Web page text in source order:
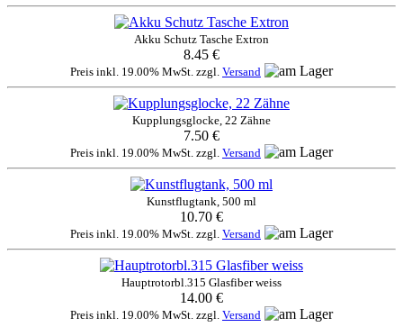
Akku Schutz Tasche Extron
8.45 €
Preis inkl. 19.00% MwSt. zzgl. Versand
Kupplungsglocke, 22 Zähne
7.50 €
Preis inkl. 19.00% MwSt. zzgl. Versand
Kunstflugtank, 500 ml
10.70 €
Preis inkl. 19.00% MwSt. zzgl. Versand
Hauptrotorbl.315 Glasfiber weiss
14.00 €
Preis inkl. 19.00% MwSt. zzgl. Versand